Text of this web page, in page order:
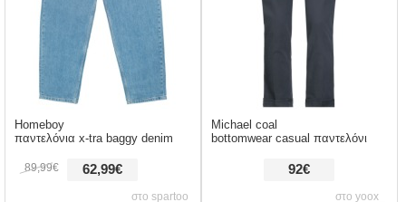
στο spartoo
Homeboy
παντελόνια x-tra baggy denim
62,99€
89,99€
στο yoox_
Michael coal
bottomwear casual παντελόνι
92€